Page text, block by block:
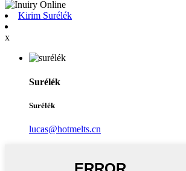
Kirim Surélék
x
Surélék
Surélék
lucas@hotmelts.cn